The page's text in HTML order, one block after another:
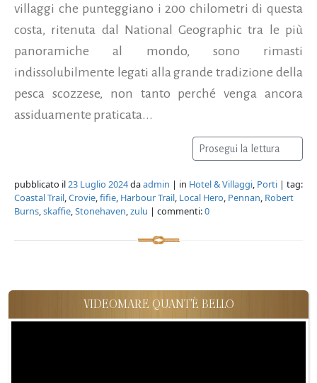
villaggi che punteggiano i 200 chilometri di questa
costa, ritenuta dal National Geographic tra le più
panoramiche al mondo, sono rimasti
indissolubilmente legati alla grande tradizione della
pesca scozzese, non tanto perché venga ancora
assiduamente praticata...
Prosegui la lettura
pubblicato il23 Luglio 2024daadmin | in Hotel & Villaggi, Porti | tag:
Coastal Trail,Crovie,fifie, Harbour Trail, Local Hero, Pennan, Robert
Burns,skaffie,Stonehaven,zulu | commenti:0
VIDEOMARE QUANT'È BELLO